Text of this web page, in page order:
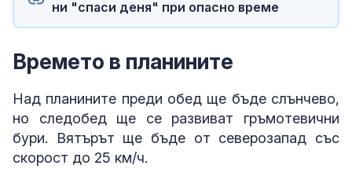
ни "спаси деня" при опасно време
Времето в планините
Над планините преди обед ще бъде слънчево,
но следобед ще се развиват гръмотевични
бури. Вятърът ще бъде от северозапад със
скорост до 25 км/ч.